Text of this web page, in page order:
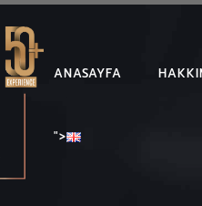
ANASAYFA
">